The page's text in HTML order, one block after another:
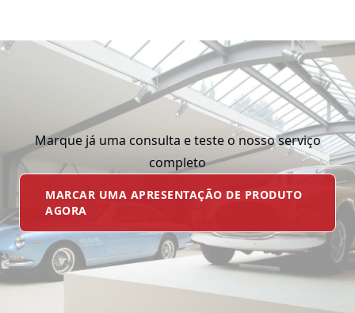
Marque já uma consulta e teste o nosso serviço
completo
MARCAR UMA APRESENTAÇÃO DE PRODUTO
AGORA